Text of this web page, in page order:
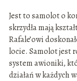
Jest to samolot o
skrzydła mają
Rafale’owi
locie. Samolot jest
system awioniki,
działań w każdych